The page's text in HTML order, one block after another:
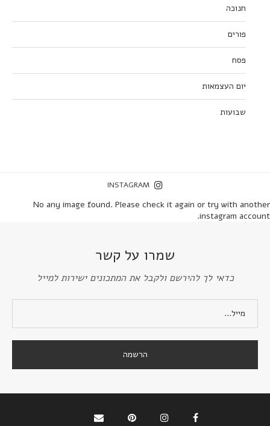
חנוכה
פורים
פסח
יום העצמאות
שבועות
INSTAGRAM
No any image found. Please check it again or try with another
instagram account.
שמרו על קשר
כדאי לך להירשם ולקבל את המתכונים ישירות למייל